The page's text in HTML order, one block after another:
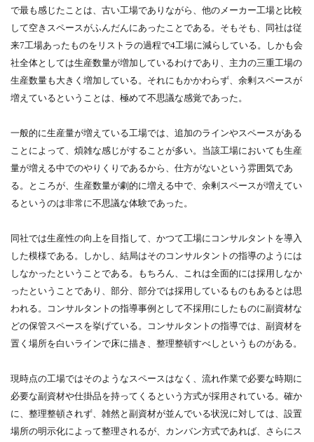
で最も感じたことは、古い工場でありながら、他のメーカー工場と比較
して空きスペースがふんだんにあったことである。そもそも、同社は従
来7工場あったものをリストラの過程で4工場に減らしている。しかも会
社全体としては生産数量が増加しているわけであり、主力の三重工場の
生産数量も大きく増加している。それにもかかわらず、余剰スペースが
増えているということは、極めて不思議な感覚であった。
一般的に生産量が増えている工場では、追加のラインやスペースがある
ことによって、煩雑な感じがすることが多い。当該工場においても生産
量が増える中でのやりくりであるから、仕方がないという雰囲気であ
る。ところが、生産数量が劇的に増える中で、余剰スペースが増えてい
るというのは非常に不思議な体験であった。
同社では生産性の向上を目指して、かつて工場にコンサルタントを導入
した模様である。しかし、結局はそのコンサルタントの指導のようには
しなかったということである。もちろん、これは全面的には採用しなか
ったということであり、部分、部分では採用しているものもあるとは思
われる。コンサルタントの指導事例として不採用にしたものに副資材な
どの保管スペースを挙げている。コンサルタントの指導では、副資材を
置く場所を白いラインで床に描き、整理整頓すべしというものがある。
現時点の工場ではそのようなスペースはなく、流れ作業で必要な時期に
必要な副資材や仕掛品を持ってくるという方式が採用されている。確か
に、整理整頓されず、雑然と副資材が並んでいる状況に対しては、設置
場所の明示化によって整理されるが、カンバン方式であれば、さらにス